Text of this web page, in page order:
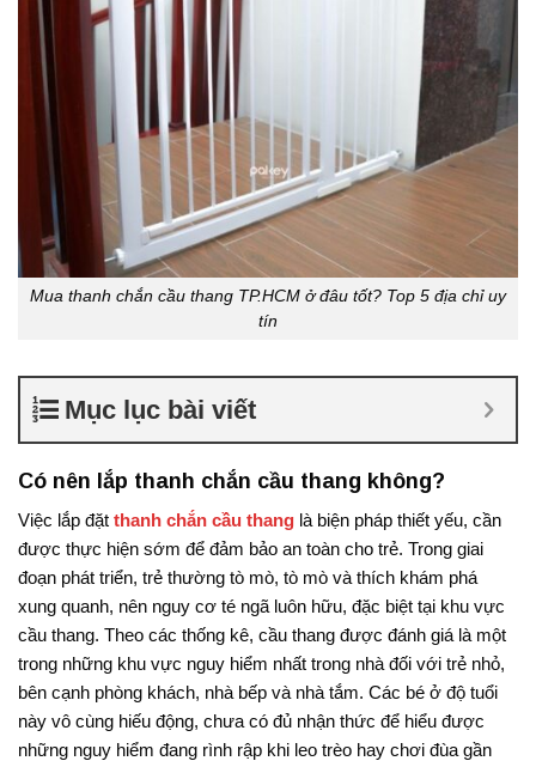
Mua thanh chắn cầu thang TP.HCM ở đâu tốt? Top 5 địa chỉ uy
tín
Mục lục bài viết
Có nên lắp thanh chắn cầu thang không?
Việc lắp đặt thanh chắn cầu thang là biện pháp thiết yếu, cần
được thực hiện sớm để đảm bảo an toàn cho trẻ. Trong giai
đoạn phát triển, trẻ thường tò mò, tò mò và thích khám phá
xung quanh, nên nguy cơ té ngã luôn hữu, đặc biệt tại khu vực
cầu thang. Theo các thống kê, cầu thang được đánh giá là một
trong những khu vực nguy hiểm nhất trong nhà đối với trẻ nhỏ,
bên cạnh phòng khách, nhà bếp và nhà tắm. Các bé ở độ tuổi
này vô cùng hiếu động, chưa có đủ nhận thức để hiểu được
những nguy hiểm đang rình rập khi leo trèo hay chơi đùa gần